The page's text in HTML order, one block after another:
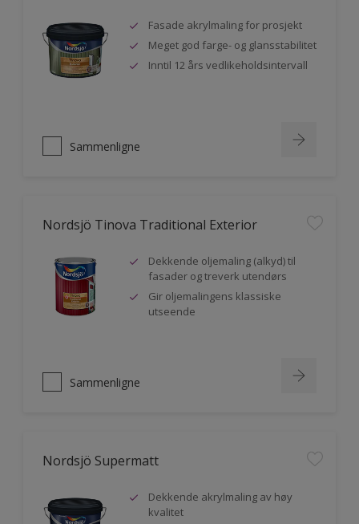
Fasade akrylmaling for prosjekt
Meget god farge- og glansstabilitet
Inntil 12 års vedlikeholdsintervall
Sammenligne
Nordsjö Tinova Traditional Exterior
Dekkende oljemaling (alkyd) til
fasader og treverk utendørs
Gir oljemalingens klassiske
utseende
Sammenligne
Nordsjö Supermatt
Dekkende akrylmaling av høy
kvalitet